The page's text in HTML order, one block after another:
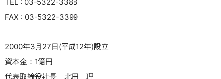
TEL : 03-5322-3388
FAX : 03-5322-3399
2000年3月27日(平成12年)設立
資本金：1億円
代表取締役社長 北田 理